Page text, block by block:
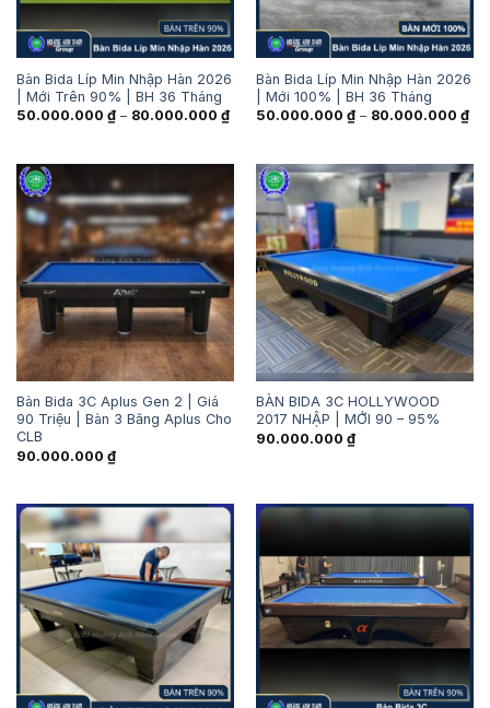
Bàn Bida Líp Min Nhập Hàn 2026
| Mới Trên 90% | BH 36 Tháng
50.000.000 ₫ – 80.000.000 ₫Khoảng
giá:
đến
80.000.000 ₫
Bàn Bida Líp Min Nhập Hàn 2026
| Mới 100% | BH 36 Tháng
50.000.000 ₫ – 80.000.000 ₫
giá:
Bàn Bida 3C Aplus Gen 2 | Giá
90 Triệu | Bàn 3 Băng Aplus Cho
CLB
90.000.000 ₫
BÀN BIDA 3C HOLLYWOOD
2017 NHẬP | MỚI 90 – 95%
90.000.000 ₫